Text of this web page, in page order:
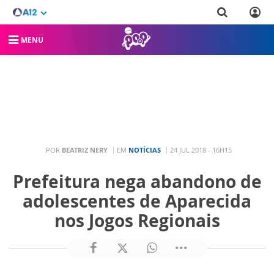
MENU
POR BEATRIZ NERY EM NOTÍCIAS 24 JUL 2018 - 16H15
Prefeitura nega abandono de
adolescentes de Aparecida
nos Jogos Regionais